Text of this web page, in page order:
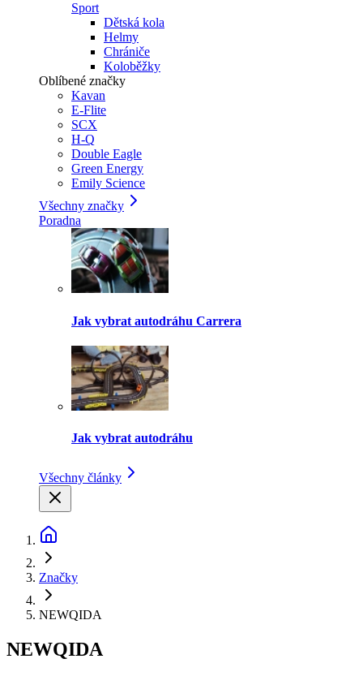
Sport
Dětská kola
Helmy
Chrániče
Koloběžky
Oblíbené značky
Kavan
E-Flite
SCX
H-Q
Double Eagle
Green Energy
Emily Science
Všechny značky
Poradna
Jak vybrat autodráhu Carrera
Jak vybrat autodráhu
Všechny články
Značky
NEWQIDA
NEWQIDA